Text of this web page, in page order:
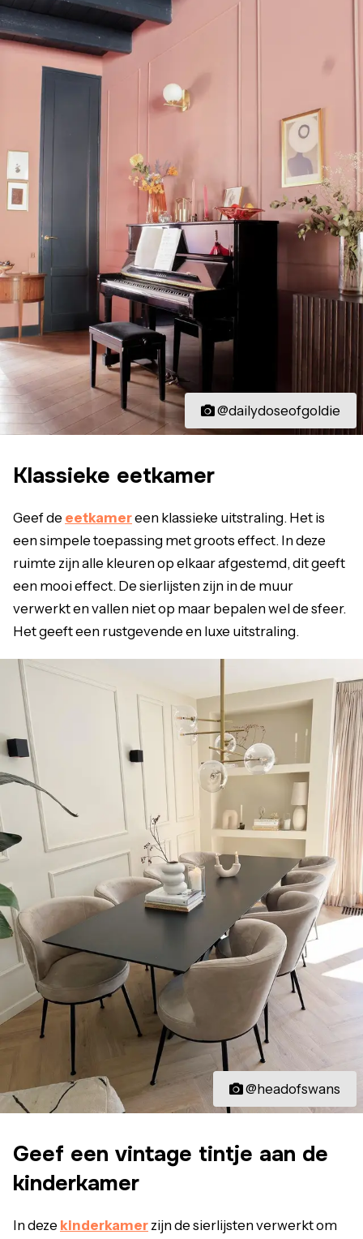
@dailydoseofgoldie
Klassieke eetkamer
Geef de eetkamereen klassieke uitstraling. Het is
een simpele toepassing met groots effect. In deze
ruimte zijn alle kleuren op elkaar afgestemd, dit geeft
een mooi effect. De sierlijsten zijn in de muur
verwerkt en vallen niet op maar bepalen wel de sfeer.
Het geeft een rustgevende en luxe uitstraling.
@headofswans
Geef een vintage tintje aan de
kinderkamer
In deze kinderkamer zijn de sierlijsten verwerkt om